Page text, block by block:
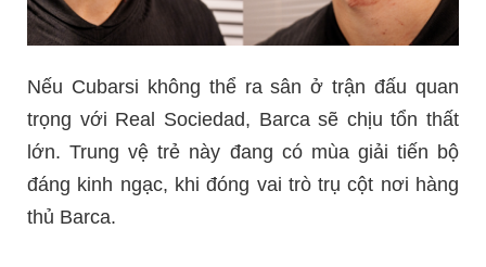
Nếu Cubarsi không thể ra sân ở trận đấu quan
trọng với Real Sociedad, Barca sẽ chịu tổn thất
lớn. Trung vệ trẻ này đang có mùa giải tiến bộ
đáng kinh ngạc, khi đóng vai trò trụ cột nơi hàng
thủ Barca.